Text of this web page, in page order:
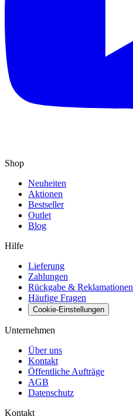
Shop
Neuheiten
Aktionen
Bestseller
Outlet
Blog
Hilfe
Lieferung
Zahlungen
Rückgabe & Reklamationen
Häufige Fragen
Cookie-Einstellungen
Unternehmen
Über uns
Kontakt
Öffentliche Aufträge
AGB
Datenschutz
Kontakt